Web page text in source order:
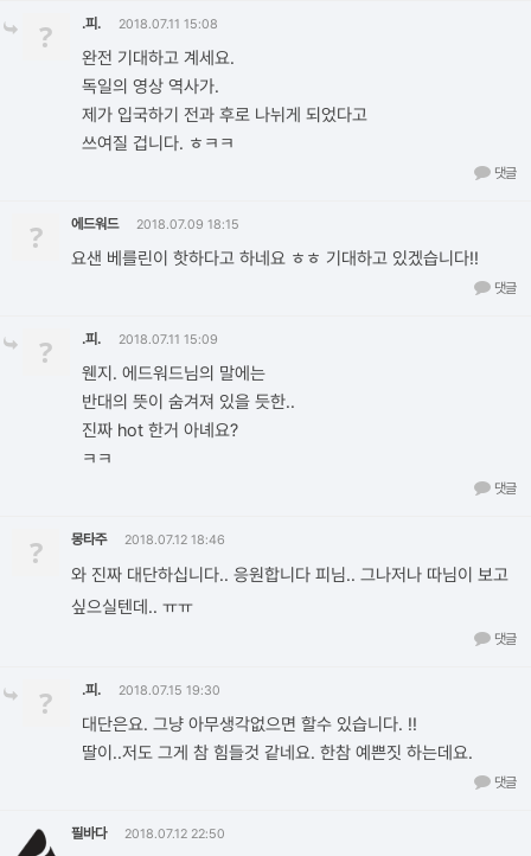
? .피. 2018.07.11 15:08
완전 기대하고 계세요.
독일의 영상 역사가.
제가 입국하기 전과 후로 나뉘게 되었다고
쓰여질 겁니다. ㅎㅋㅋ
댓글
? 에드워드 2018.07.09 18:15
요샌 베를린이 핫하다고 하네요 ㅎㅎ 기대하고 있겠습니다!!
댓글
? .피. 2018.07.11 15:09
웬지. 에드워드님의 말에는
반대의 뜻이 숨겨져 있을 듯한..
진짜 hot 한거 아녜요?
ㅋㅋ
댓글
? 몽타주 2018.07.12 18:46
와 진짜 대단하십니다.. 응원합니다 피님.. 그나저나 따님이 보고
싶으실텐데.. ㅠㅠ
댓글
? .피. 2018.07.15 19:30
대단은요. 그냥 아무생각없으면 할수 있습니다. !!
딸이..저도 그게 참 힘들것 같네요. 한참 예쁜짓 하는데요.
댓글
필바다 2018.07.12 22:50